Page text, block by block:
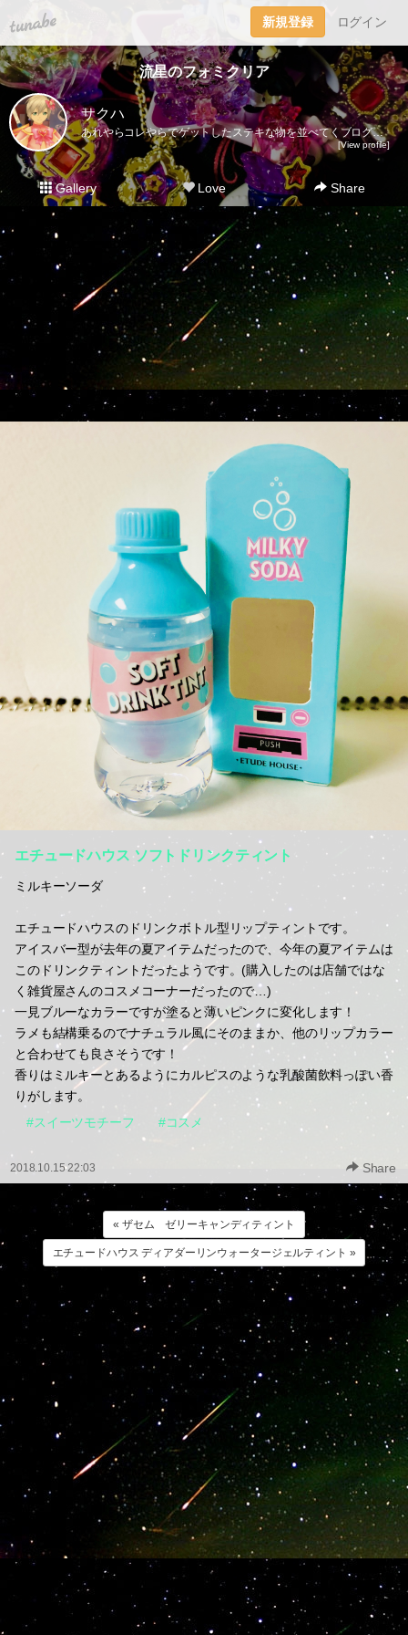
tuna.be 新規登録 ログイン
流星のフォミクリア
サクハ
あれやらコレやらでゲットしたステキな物を並べてくブログ。レアなものからそーでもないものまでジャンル問わずいろいろ載っけて行きます。主観ですが魔女っ子系（女児アニメ）やチープトイ、メッキのキラキラしたものは「キラキラかわいいもの」でまとめてみました。お探しの方はそちらのタグを見ていただくと便利です！ルミティアが出る度にダークカラーをゲットするので並べてみました。パクト、ステッキ2、ジュエルは完全に運です。それ以降はオープンパッケージなので買いやすくて助かります。写真が差し替えても変わらないバグ？が発生してるみたいです…追記ありで写真と内容が合わない記事がありますが気にせずお待ちください…正直コメントは気分でつけたりつけなかったりしてます。過去記事に追加があったり逆に消えてたりするのはその為。シリーズ物で見たいときは記事下やサイドバーにあるタグを使うと早いです。※お譲りや売買はいかなる物もいたしておりません。また、写真の無断転載も禁止しております。本館（ドール、雑貨ブログ）→http://blog.livedoor.jp/watanabeco/別館（ゲーム、イラストブログ）→http://sunphysics.blog.shinobi.jp/ツイッター本垢 ＠Sakuha3983 https://twitter.com/Sakuha3983趣味垢 @arukakirakira https://twitter.com/arukakirakira
[View profile]
Gallery Love Share
エチュードハウス ソフトドリンクティント
ミルキーソーダ
エチュードハウスのドリンクボトル型リップティントです。
アイスバー型が去年の夏アイテムだったので、今年の夏アイテムは
このドリンクティントだったようです。(購入したのは店舗ではな
く雑貨屋さんのコスメコーナーだったので…)
一見ブルーなカラーですが塗ると薄いピンクに変化します！
ラメも結構乗るのでナチュラル風にそのままか、他のリップカラー
と合わせても良さそうです！
香りはミルキーとあるようにカルピスのような乳酸菌飲料っぽい香
りがします。
#スイーツモチーフ
#コスメ
2018.10.15 22:03 Share
« ザセム ゼリーキャンディティント
エチュードハウス ディアダーリンウォータージェルティント »